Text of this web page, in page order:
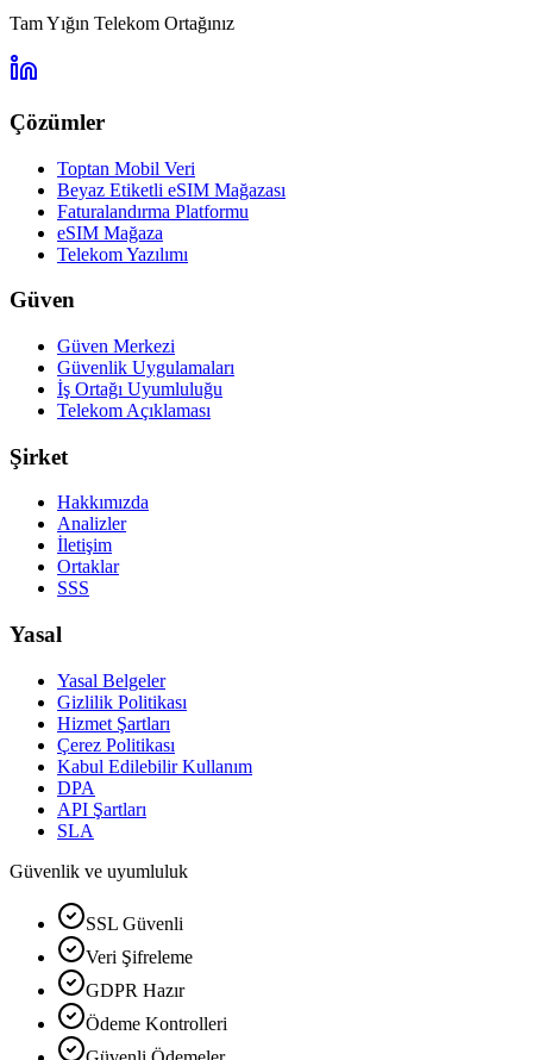
Tam Yığın Telekom Ortağınız
Çözümler
Toptan Mobil Veri
Beyaz Etiketli eSIM Mağazası
Faturalandırma Platformu
eSIM Mağaza
Telekom Yazılımı
Güven
Güven Merkezi
Güvenlik Uygulamaları
İş Ortağı Uyumluluğu
Telekom Açıklaması
Şirket
Hakkımızda
Analizler
İletişim
Ortaklar
SSS
Yasal
Yasal Belgeler
Gizlilik Politikası
Hizmet Şartları
Çerez Politikası
Kabul Edilebilir Kullanım
DPA
API Şartları
SLA
Güvenlik ve uyumluluk
SSL Güvenli
Veri Şifreleme
GDPR Hazır
Ödeme Kontrolleri